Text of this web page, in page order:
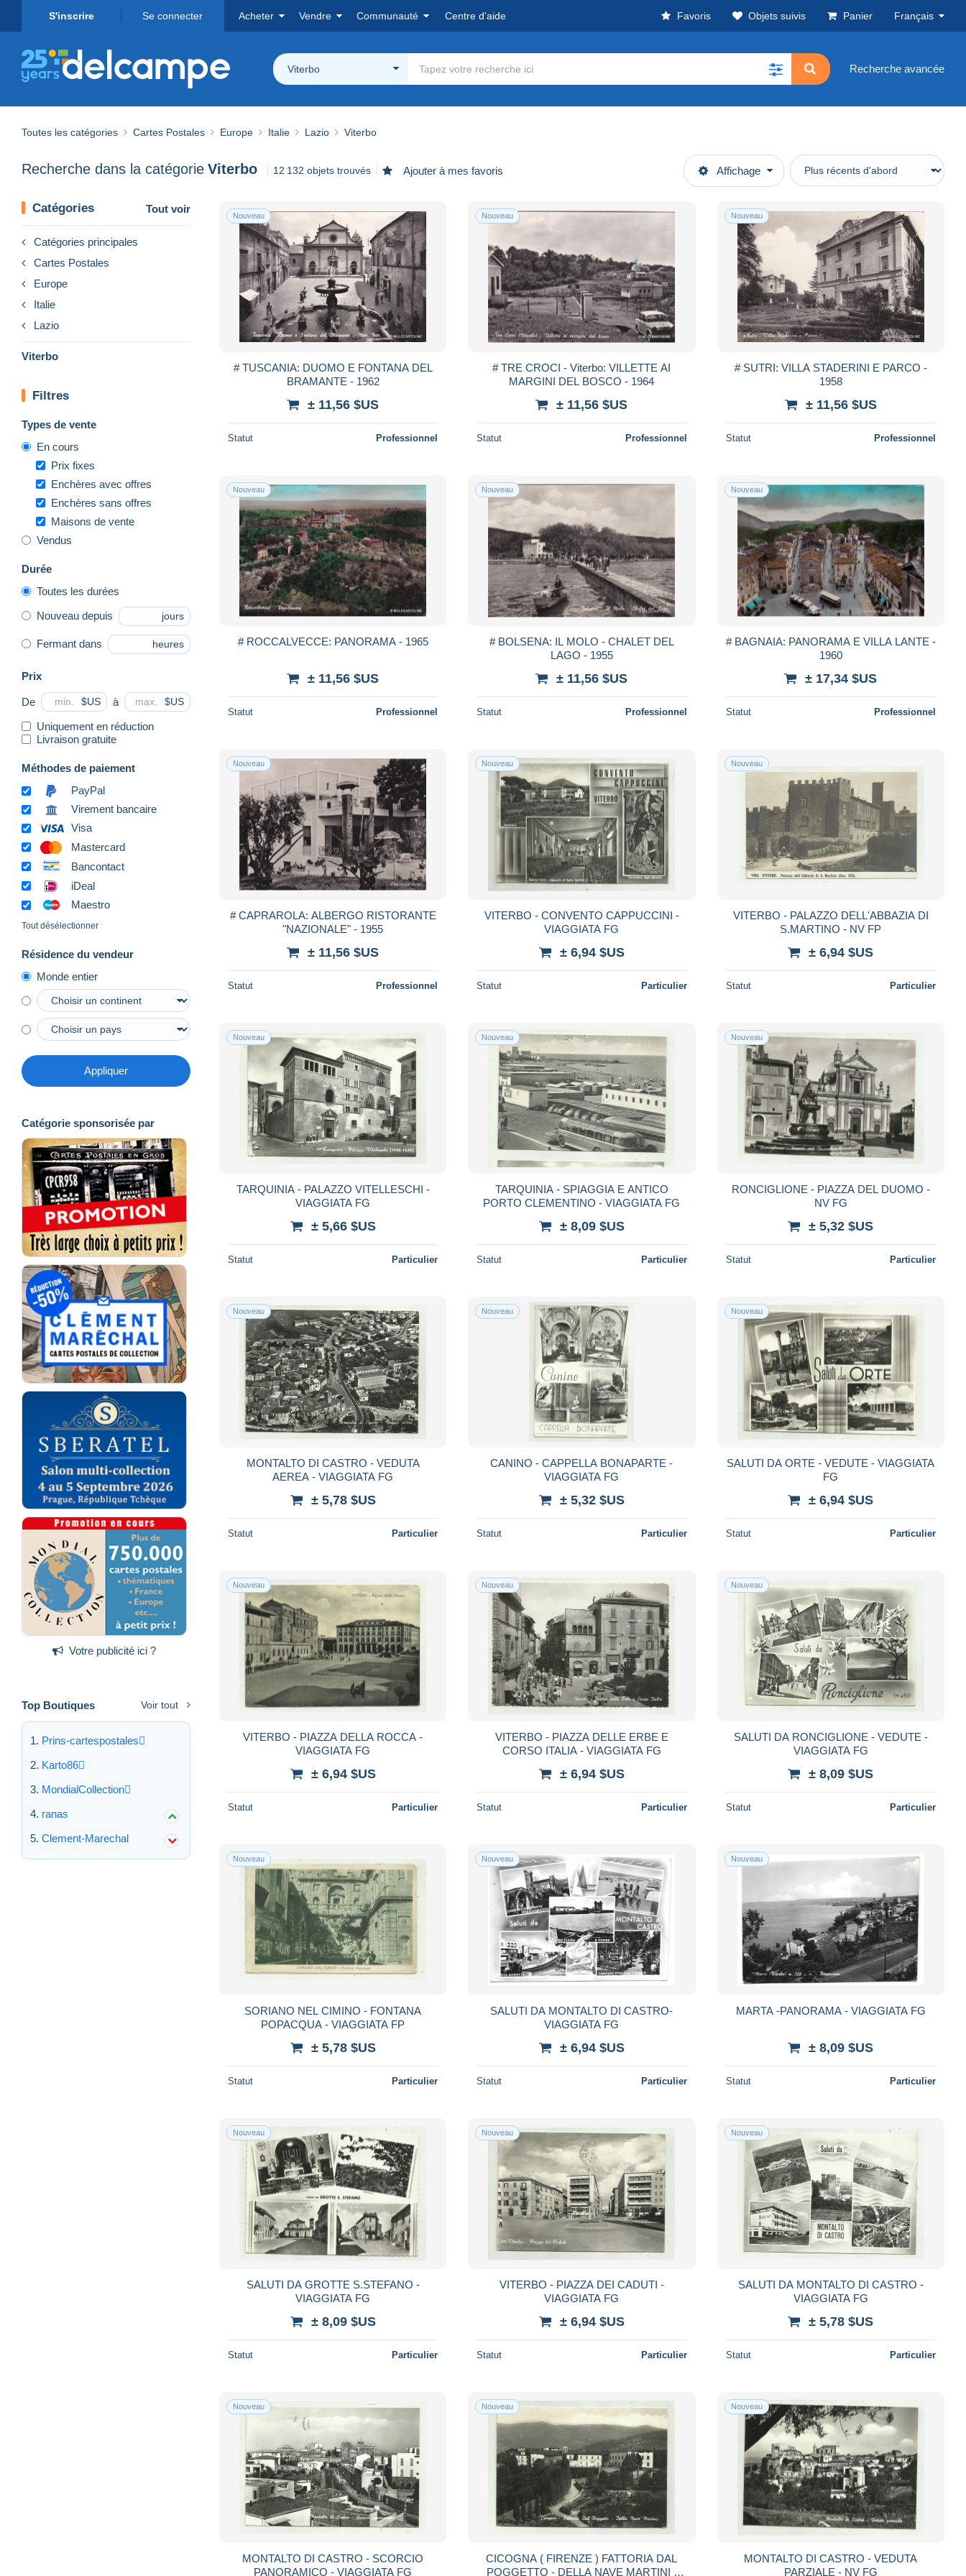
S'inscrire Se connecter Acheter Vendre Communauté Centre d'aide Favoris Objets suivis Panier Français
Viterbo Recherche avancée
Toutes les catégories Cartes Postales Europe Italie Lazio Viterbo
Recherche dans la catégorie Viterbo 12 132 objets trouvés Ajouter à mes favoris Affichage
Catégories Tout voir
Catégories principales
Cartes Postales
Europe
Italie
Lazio
Viterbo
Filtres
Types de vente
En cours
Prix fixes
Enchères avec offres
Enchères sans offres
Maisons de vente
Vendus
Durée
Toutes les durées
Nouveau depuis jours
Fermant dans heures
Prix
De $US à $US
Uniquement en réduction
Livraison gratuite
Méthodes de paiement
PayPal
Virement bancaire
Visa
Mastercard
Bancontact
iDeal
Maestro
Tout désélectionner
Résidence du vendeur
Monde entier
Appliquer
Catégorie sponsorisée par
Votre publicité ici ?
Top Boutiques Voir tout
Prins-cartespostales
Karto86
MondialCollection
ranas
Clement-Marechal
Nouveau
# TUSCANIA: DUOMO E FONTANA DEL
BRAMANTE - 1962
± 11,56 $US
Statut Professionnel
Nouveau
# TRE CROCI - Viterbo: VILLETTE AI
MARGINI DEL BOSCO - 1964
± 11,56 $US
Statut Professionnel
Nouveau
# SUTRI: VILLA STADERINI E PARCO -
1958
± 11,56 $US
Statut Professionnel
Nouveau
# ROCCALVECCE: PANORAMA - 1965
± 11,56 $US
Statut Professionnel
Nouveau
# BOLSENA: IL MOLO - CHALET DEL
LAGO - 1955
± 11,56 $US
Statut Professionnel
Nouveau
# BAGNAIA: PANORAMA E VILLA LANTE -
1960
± 17,34 $US
Statut Professionnel
Nouveau
# CAPRAROLA: ALBERGO RISTORANTE
"NAZIONALE" - 1955
± 11,56 $US
Statut Professionnel
Nouveau
VITERBO - CONVENTO CAPPUCCINI -
VIAGGIATA FG
± 6,94 $US
Statut Particulier
Nouveau
VITERBO - PALAZZO DELL'ABBAZIA DI
S.MARTINO - NV FP
± 6,94 $US
Statut Particulier
Nouveau
TARQUINIA - PALAZZO VITELLESCHI -
VIAGGIATA FG
± 5,66 $US
Statut Particulier
Nouveau
TARQUINIA - SPIAGGIA E ANTICO
PORTO CLEMENTINO - VIAGGIATA FG
± 8,09 $US
Statut Particulier
Nouveau
RONCIGLIONE - PIAZZA DEL DUOMO -
NV FG
± 5,32 $US
Statut Particulier
Nouveau
MONTALTO DI CASTRO - VEDUTA
AEREA - VIAGGIATA FG
± 5,78 $US
Statut Particulier
Nouveau
CANINO - CAPPELLA BONAPARTE -
VIAGGIATA FG
± 5,32 $US
Statut Particulier
Nouveau
SALUTI DA ORTE - VEDUTE - VIAGGIATA
FG
± 6,94 $US
Statut Particulier
Nouveau
VITERBO - PIAZZA DELLA ROCCA -
VIAGGIATA FG
± 6,94 $US
Statut Particulier
Nouveau
VITERBO - PIAZZA DELLE ERBE E
CORSO ITALIA - VIAGGIATA FG
± 6,94 $US
Statut Particulier
Nouveau
SALUTI DA RONCIGLIONE - VEDUTE -
VIAGGIATA FG
± 8,09 $US
Statut Particulier
Nouveau
SORIANO NEL CIMINO - FONTANA
POPACQUA - VIAGGIATA FP
± 5,78 $US
Statut Particulier
Nouveau
SALUTI DA MONTALTO DI CASTRO-
VIAGGIATA FG
± 6,94 $US
Statut Particulier
Nouveau
MARTA -PANORAMA - VIAGGIATA FG
± 8,09 $US
Statut Particulier
Nouveau
SALUTI DA GROTTE S.STEFANO -
VIAGGIATA FG
± 8,09 $US
Statut Particulier
Nouveau
VITERBO - PIAZZA DEI CADUTI -
VIAGGIATA FG
± 6,94 $US
Statut Particulier
Nouveau
SALUTI DA MONTALTO DI CASTRO -
VIAGGIATA FG
± 5,78 $US
Statut Particulier
Nouveau
MONTALTO DI CASTRO - SCORCIO
PANORAMICO - VIAGGIATA FG
Nouveau
CICOGNA ( FIRENZE ) FATTORIA DAL
POGGETTO - DELLA NAVE MARTINI -
Nouveau
MONTALTO DI CASTRO - VEDUTA
PARZIALE - NV FG